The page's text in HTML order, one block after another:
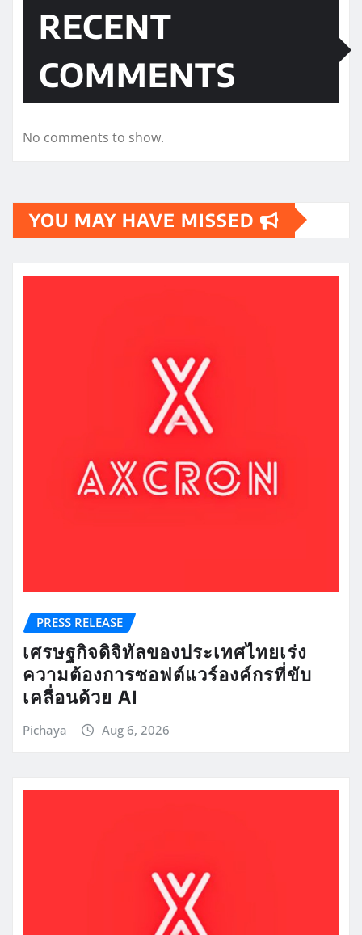
RECENT
COMMENTS
No comments to show.
YOU MAY HAVE MISSED
PRESS RELEASE
เศรษฐกิจดิจิทัลของประเทศไทยเร่ง
ความต้องการซอฟต์แวร์องค์กรที่ขับ
เคลื่อนด้วย AI
Pichaya Aug 6, 2026